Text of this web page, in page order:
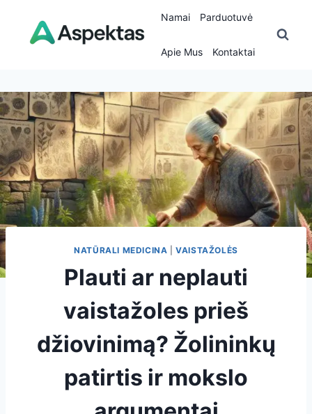
content
Namai Parduotuvė
Apie Mus Kontaktai
NATŪRALI MEDICINA |VAISTAŽOLĖS
Plauti ar neplauti
vaistažoles prieš
džiovinimą? Žolininkų
patirtis ir mokslo